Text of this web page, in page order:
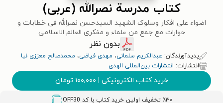
کتاب مدرسة نصرالله (عربی)
اضواء علی افکار وسلوک الشهید السیدحسن نصرالله فی خطابات و
حوارات مع جمع من علماء و مفکری العالم الاسلامی
بدون نظر
پدیدآورندگان: عبدالکریم سلمانی، مهدی فیاضی، محمدصالح معززی نیا
انتشارات: انتشارات بین‌المللی الهدی
خرید کتاب الکترونیکی | ۱۰۰,۰۰۰ تومان
٪۳۰ تخفیف اولین خرید کتاب با کد OFF30